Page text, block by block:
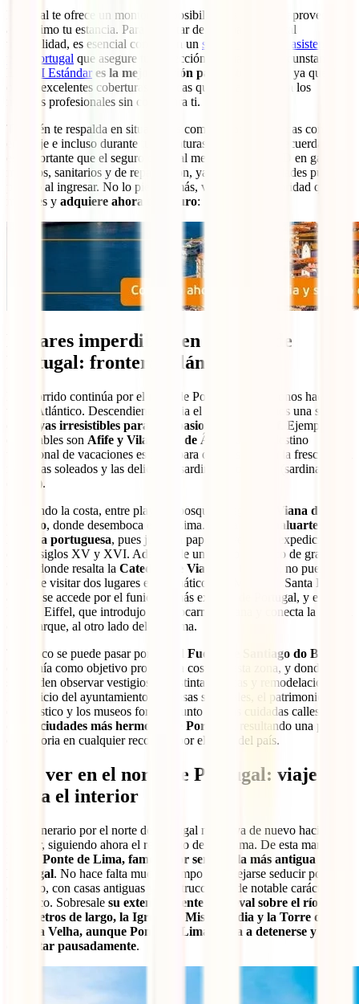
Portugal te ofrece un montón de posibilidades para que aproveches
al máximo tu estancia. Para disfrutar de este país con total
tranquilidad, es esencial contar con un seguro de viaje y asistencia
para Portugal que asegure tu protección en cualquier circunstancia.
IATI Estándar es la mejor opción para este destino
, ya que
ofrece excelentes coberturas médicas que te dan acceso a los
mejores profesionales sin costo para ti.
También te respalda en situaciones como robos, problemas con tu
equipaje e incluso durante tus aventuras en carretera. Recuerda que
es importante que el seguro cubra al menos 30,000 USD en gastos
médicos, sanitarios y de repatriación, ya que las autoridades pueden
pedirlo al ingresar. No lo pienses más, viaja con la seguridad que te
mereces y adquiere ahora tu seguro:
Lugares imperdibles en el norte de
Portugal: frontera atlántica
El recorrido continúa por el norte de Portugal, llevándonos hacia el
vasto Atlántico. Descendiendo hacia el sur, encontramos una serie
playas irresistibles para los apasionados del surf
. Ejemplos
destacables son Afife y Vila Praia de Âncora
. Este destino
tradicional de vacaciones es ideal para quienes buscan la frescura del
mar, días soleados y las deliciosas sardinhas ao espeto (sardinas al
espeto).
Siguiendo la costa, entre playas y bosques, llegarás a
Viana do
Castelo, donde desemboca el río Lima. Viana
es un baluarte de la
historia portuguesa, pues jugó un papel clave en las expediciones
de los siglos XV y XVI. Además de un centro histórico de gran
valor, donde resalta la Catedral de Viana do Castelo
, no puedes
dejar de visitar dos lugares emblemáticos: El Monte de Santa Luzía,
al cual se accede por el funicular más extenso de Portugal, y el
Puente Eiffel, que introdujo el ferrocarril a Viana y conecta la ciudad
con Darque, al otro lado del río Lima.
Tampoco se puede pasar por alto el Fuerte de Santiago do Barra
que tenía como objetivo proteger la costa en esta zona, y donde aún
se pueden observar vestigios de distintas épocas y remodelaciones.
El edificio del ayuntamiento, las casas señoriales, el patrimonio
eclesiástico y los museos forman, junto con las cuidadas calles,
de las ciudades más hermosas de Portugal
, resultando una parada
obligatoria en cualquier recorrido por el norte del país.
Qué ver en el norte de Portugal: viaje
hacia el interior
Este itinerario por el norte de Portugal nos lleva de nuevo hacia el
interior, siguiendo ahora el recorrido del río Lima. De esta manera se
Ponte de Lima, famosa por ser la villa más antigua de
Portugal. No hace falta mucho tiempo para dejarse seducir por su
encanto, con casas antiguas y construcciones de notable carácter
histórico. Sobresale su extenso puente medieval sobre el río, de
380 metros de largo, la Igreja da Misericórdia y la Torre da
Cadeia Velha, aunque Ponte de Lima invita a detenerse y
disfrutar pausadamente.